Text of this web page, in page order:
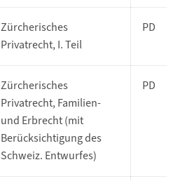
Zürcherisches
Privatrecht, I. Teil
PD
Zürcherisches
Privatrecht, Familien-
und Erbrecht (mit
Berücksichtigung des
Schweiz. Entwurfes)
PD